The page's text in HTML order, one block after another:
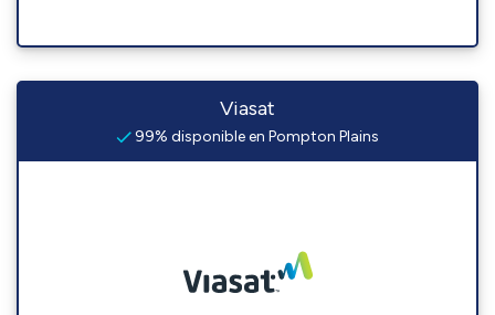
Viasat
99% disponible en Pompton Plains